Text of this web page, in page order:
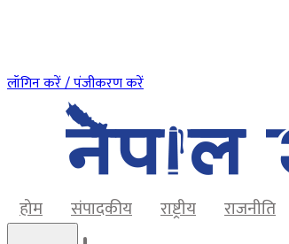
लॉगिन करें / पंजीकरण करें
होम संपादकीय राष्ट्रीय राजनीति